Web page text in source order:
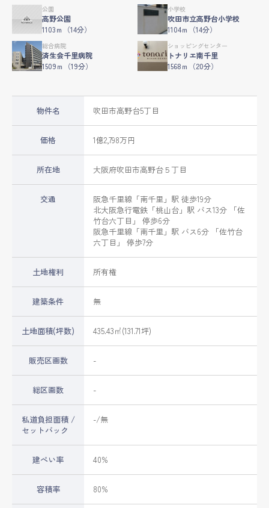
公園
高野公園
1103ｍ（14分）
小学校
吹田市立高野台小学校
1104ｍ（14分）
総合病院
済生会千里病院
1509ｍ（19分）
ショッピングセンター
トナリエ南千里
1568ｍ（20分）
物件名 吹田市高野台5丁目
価格 1億2,798万円
所在地 大阪府吹田市高野台５丁目
交通 阪急千里線 「南千里 」駅 徒歩19分
北大阪急行電鉄 「桃山台 」駅 バス13分 「佐
竹台六丁目」 停歩6分
阪急千里線 「南千里 」駅 バス6分 「佐竹台
六丁目」 停歩7分
土地権利 所有権
建築条件 無
土地面積(坪数) 435.43㎡(131.71坪)
販売区画数 -
総区画数 -
私道負担面積 /
セットバック
-/無
建ぺい率 40%
容積率 80%